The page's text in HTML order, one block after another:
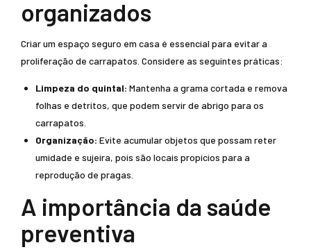
organizados
Criar um espaço seguro em casa é essencial para evitar a
proliferação de carrapatos. Considere as seguintes práticas:
Limpeza do quintal: Mantenha a grama cortada e remova
folhas e detritos, que podem servir de abrigo para os
carrapatos.
Organização: Evite acumular objetos que possam reter
umidade e sujeira, pois são locais propícios para a
reprodução de pragas.
A importância da saúde
preventiva